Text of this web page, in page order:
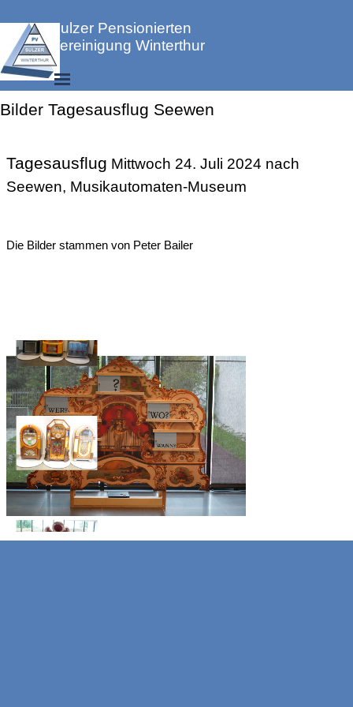
Sulzer Pensionierten
Vereinigung Winterthur
Menü überspringen
Bilder Tagesausflug Seewen
Tagesausflug Mittwoch 24. Juli 2024 nach
Seewen, Musikautomaten-Museum
Die Bilder stammen von Peter Bailer